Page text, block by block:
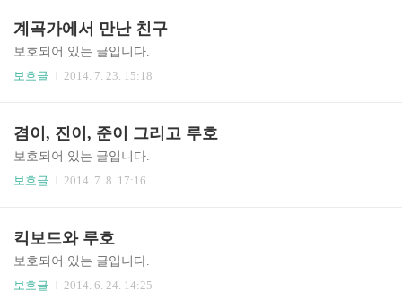
계곡가에서 만난 친구
보호되어 있는 글입니다.
보호글
2014. 7. 23. 15:18
겸이, 진이, 준이 그리고 루호
보호되어 있는 글입니다.
보호글
2014. 7. 8. 17:16
킥보드와 루호
보호되어 있는 글입니다.
보호글
2014. 6. 24. 14:25